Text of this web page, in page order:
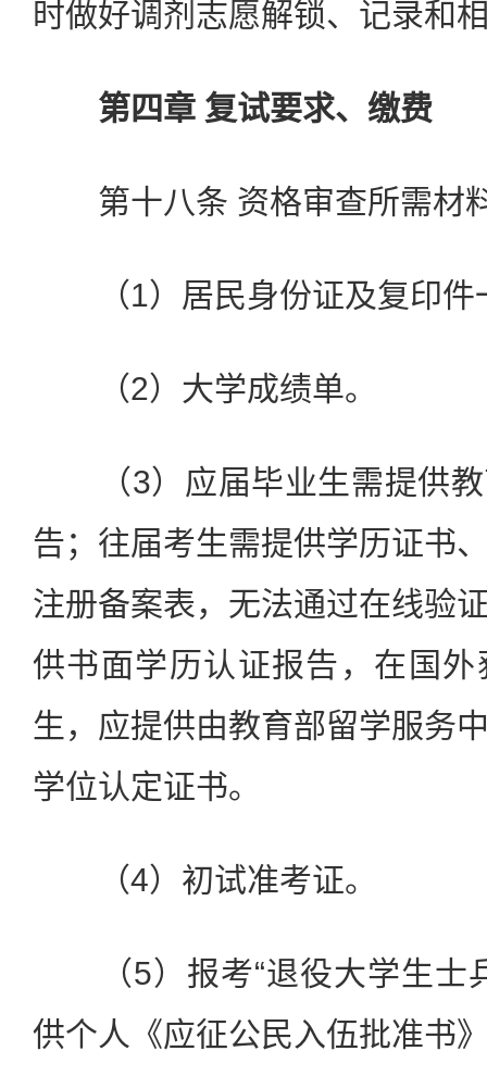
时做好调剂志愿解锁、记录和
第四章 复试要求、缴费
第十八条 资格审查所需材
（1）居民身份证及复印件
（2）大学成绩单。
（3）应届毕业生需提供教
告；往届考生需提供学历证书
注册备案表，无法通过在线验
供书面学历认证报告，在国
生，应提供由教育部留学服务
学位认定证书。
（4）初试准考证。
（5）报考“退役大学生士
供个人《应征公民入伍批准书